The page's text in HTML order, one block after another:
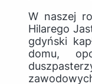
W naszej
Hilarego
gdyński
domu,